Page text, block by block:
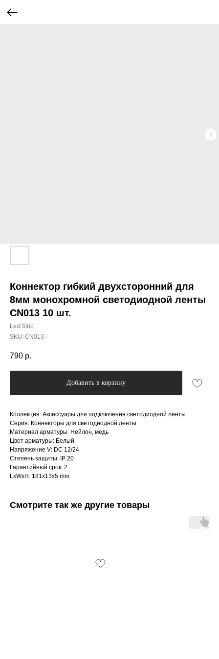
Коннектор гибкий двухсторонний для
8мм монохромной светодиодной ленты
CN013 10 шт.
Led Strip
SKU: CN013
790 р.
Добавить в корзину
Коллекция: Аксессуары для подключения светодиодной ленты
Серия: Коннекторы для светодиодной ленты
Материал арматуры: Нейлон, медь
Цвет арматуры: Белый
Напряжение V: DC 12/24
Степень защиты: IP 20
Гарантийный срок: 2
LxWxH: 181x13x5 mm
Смотрите так же другие товары